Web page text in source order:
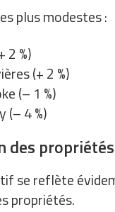
plus modestes :
2 %)
(+ 2 %)
(– 1 %)
(– 4 %)
des propriétés
se reflète
propriétés.